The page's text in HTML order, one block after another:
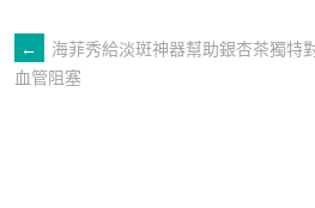
文
←
海菲秀給淡斑神器幫助銀杏茶獨特
血管阻塞